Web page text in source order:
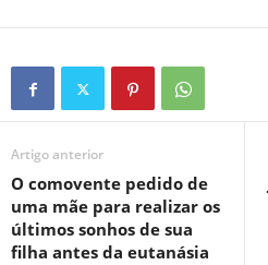
Artigo anterior
O comovente pedido de
uma mãe para realizar os
últimos sonhos de sua
filha antes da eutanásia